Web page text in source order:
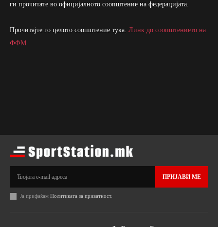
ги прочитате во официјалното соопштение на федерацијата.
Прочитајте го целото соопштение тука: Линк до соопштението на
ФФМ
ПРИЈАВИ МЕ
Ја прифаќам Политиката за приватност.